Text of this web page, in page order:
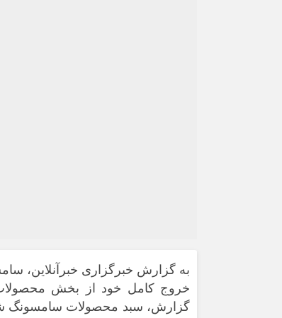
به گزارش خبرگزاری خبرآنلاین،
گزارش، سبد محصولات سامسونگ